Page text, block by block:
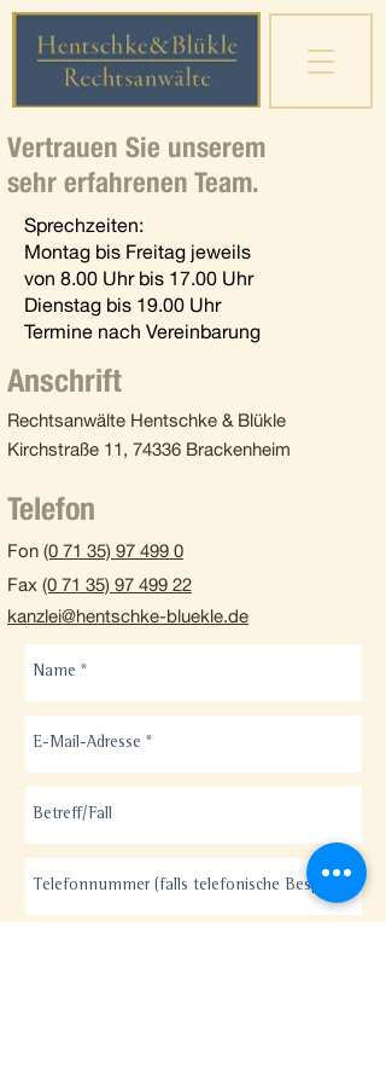
Vertrauen Sie unserem
sehr erfahrenen Team.
Sprechzeiten:
Montag bis Freitag jeweils
von 8.00 Uhr bis 17.00 Uhr
Dienstag bis 19.00 Uhr
Termine nach Vereinbarung
Anschrift
Rechtsanwälte Hentschke & Blükle
Kirchstraße 11, 74336 Brackenheim
Telefon
Fon (0 71 35) 97 499 0
Fax (0 71 35) 97 499 22
kanzlei@hentschke-bluekle.de